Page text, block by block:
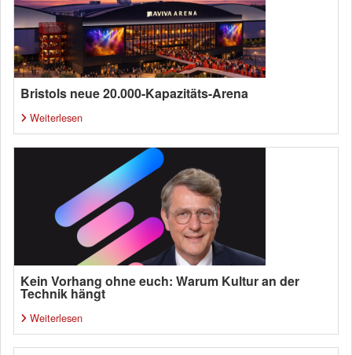
Bristols neue 20.000-Kapazitäts-Arena
Weiterlesen
Kein Vorhang ohne euch: Warum Kultur an der
Technik hängt
Weiterlesen